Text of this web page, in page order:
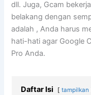
dll. Juga, Gcam
belakang dengan
adalah , Anda harus
hati-hati agar Google
Pro Anda.
Daftar Isi tampilkan